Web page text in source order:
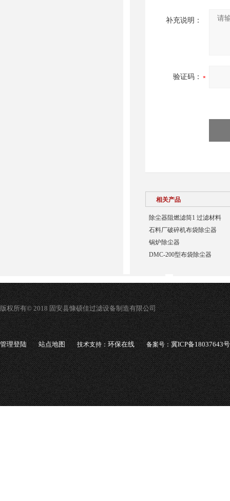
补充说明：
验证码：
相关产品
除尘器阻燃滤筒1 过滤材料
石料厂破碎机布袋除尘器
锅炉除尘器
DMC-200型布袋除尘器
版权所有© 2018 固安县慷硕佳过滤设备制造有限公司
管理登陆 站点地图 技术支持：环保在线 备案号：冀ICP备18037643